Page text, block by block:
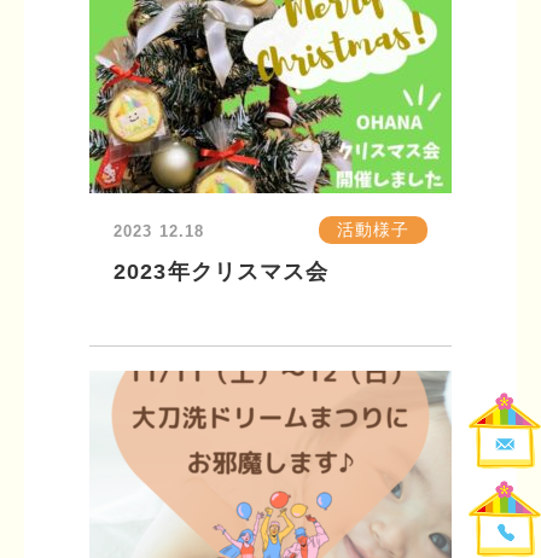
2023 12.18 活動様子
2023年クリスマス会